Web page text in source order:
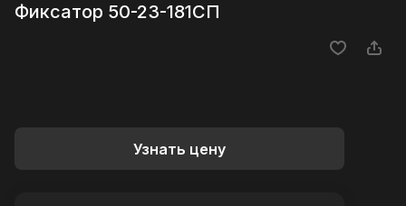
Фиксатор 50-23-181СП
Узнать цену